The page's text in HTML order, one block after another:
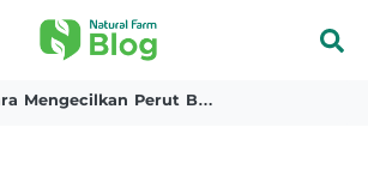
Cara Mengecilkan Perut Buncit Secara Cepat Dan Alami